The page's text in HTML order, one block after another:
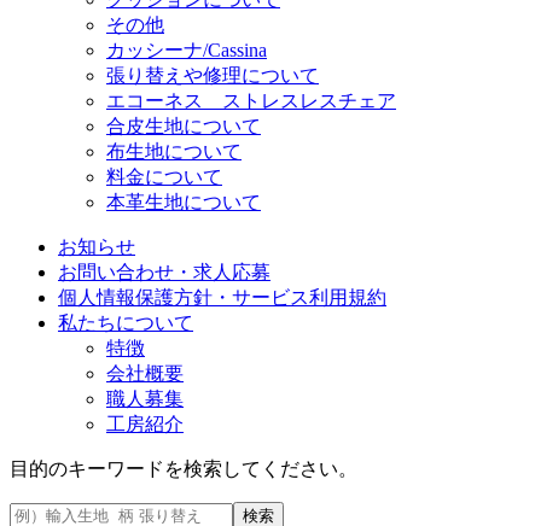
その他
カッシーナ/Cassina
張り替えや修理について
エコーネス ストレスレスチェア
合皮生地について
布生地について
料金について
本革生地について
お知らせ
お問い合わせ・求人応募
個人情報保護方針・サービス利用規約
私たちについて
特徴
会社概要
職人募集
工房紹介
目的のキーワードを検索してください。
検索